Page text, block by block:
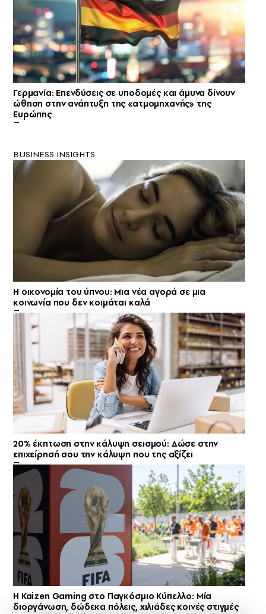
Γερμανία: Επενδύσεις σε υποδομές και άμυνα δίνουν
ώθηση στην ανάπτυξη της «ατμομηχανής» της
Ευρώπης
BUSINESS INSIGHTS
Η οικονομία του ύπνου: Μια νέα αγορά σε μια
κοινωνία που δεν κοιμάται καλά
20% έκπτωση στην κάλυψη σεισμού: Δώσε στην
επιχείρησή σου την κάλυψη που της αξίζει
H Kaizen Gaming στο Παγκόσμιο Kύπελλο: Μία
διοργάνωση, δώδεκα πόλεις, χιλιάδες κοινές στιγμές